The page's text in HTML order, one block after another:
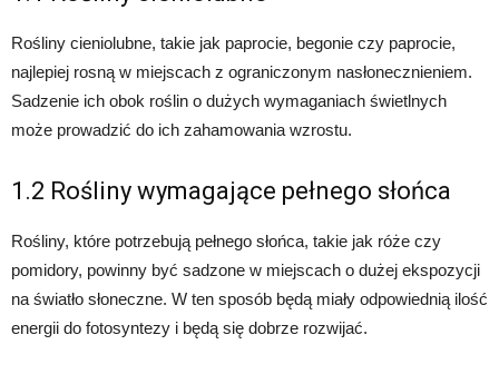
Rośliny cieniolubne, takie jak paprocie, begonie czy paprocie,
najlepiej rosną w miejscach z ograniczonym nasłonecznieniem.
Sadzenie ich obok roślin o dużych wymaganiach świetlnych
może prowadzić do ich zahamowania wzrostu.
1.2 Rośliny wymagające pełnego słońca
Rośliny, które potrzebują pełnego słońca, takie jak róże czy
pomidory, powinny być sadzone w miejscach o dużej ekspozycji
na światło słoneczne. W ten sposób będą miały odpowiednią ilość
energii do fotosyntezy i będą się dobrze rozwijać.